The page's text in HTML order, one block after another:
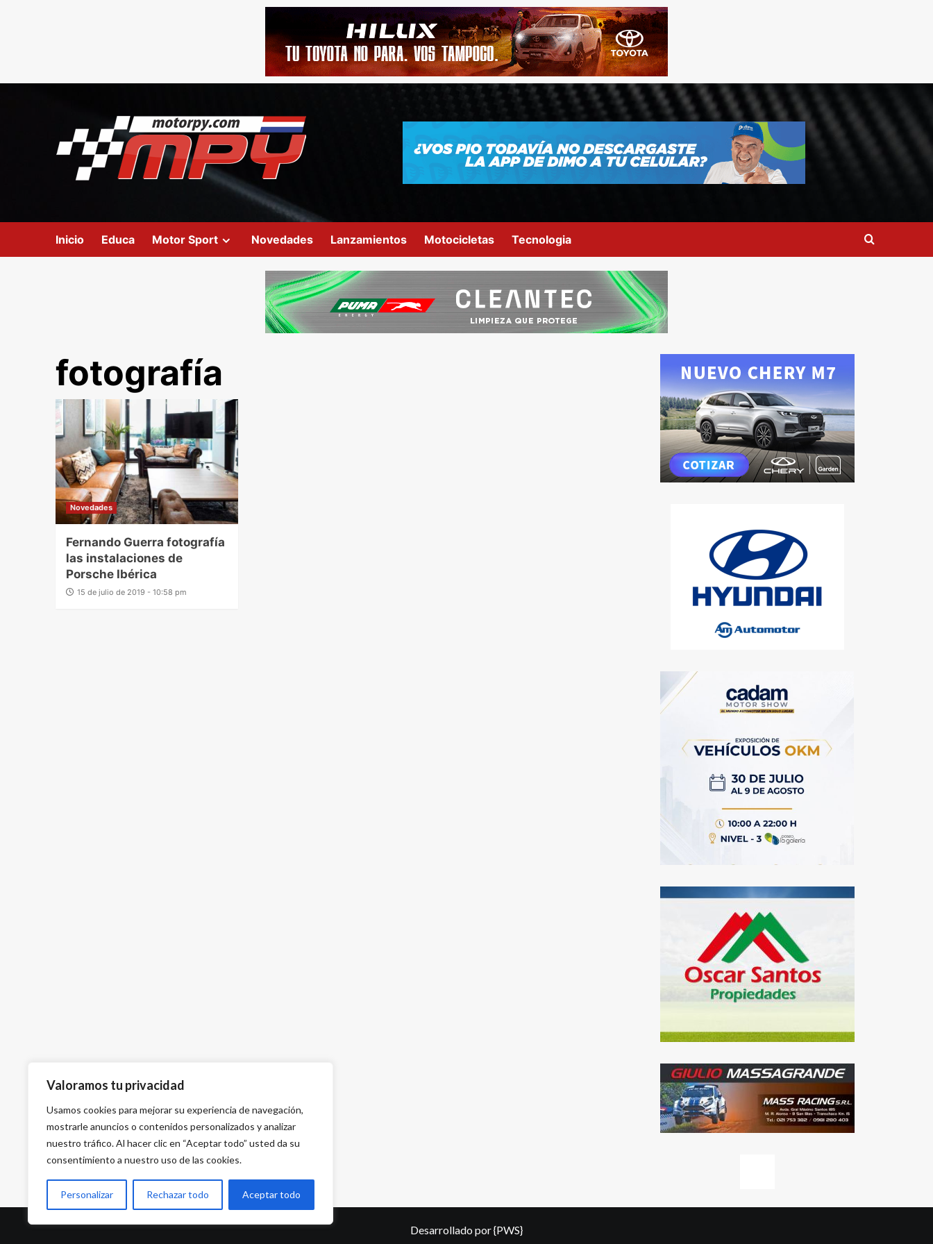
Valoramos tu privacidad
Usamos cookies para mejorar su experiencia de navegación,
mostrarle anuncios o contenidos personalizados y analizar
nuestro tráfico. Al hacer clic en “Aceptar todo” usted da su
consentimiento a nuestro uso de las cookies.
Personalizar Rechazar todo Aceptar todo
Inicio Educa Motor Sport Novedades Lanzamientos Motocicletas Tecnologia
fotografía
Novedades
Fernando Guerra fotografía
las instalaciones de
Porsche Ibérica
15 de julio de 2019 - 10:58 pm
Desarrollado por{PWS}